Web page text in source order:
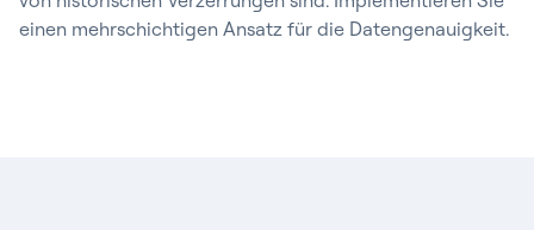
einen mehrschichtigen Ansatz für die Datengenauigkeit.